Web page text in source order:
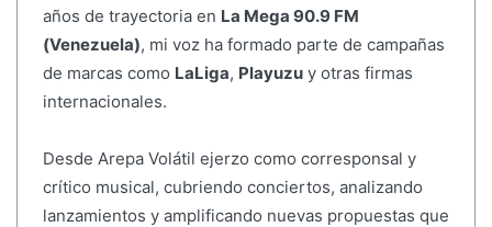
años de trayectoria en La Mega 90.9 FM
(Venezuela), mi voz ha formado parte de campañas
de marcas como LaLiga, Playuzuy otras firmas
internacionales.
Desde Arepa Volátil ejerzo como corresponsal y
crítico musical, cubriendo conciertos, analizando
lanzamientos y amplificando nuevas propuestas que